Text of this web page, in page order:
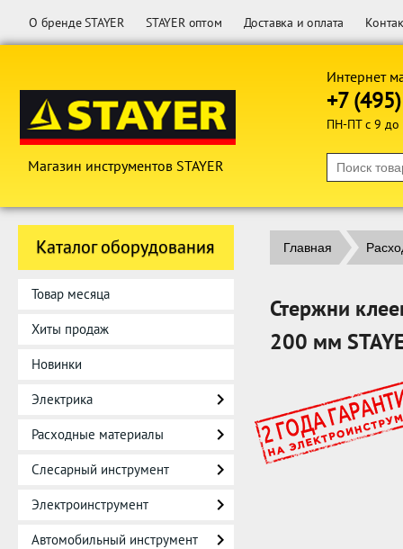
О бренде STAYER STAYER оптом Доставка и оплата
Магазин инструментов STAYER
Интернет
+7
ПН-ПТ с 9 до
Каталог оборудования
Товар месяца
Хиты продаж
Новинки
Электрика
Расходные материалы
Слесарный инструмент
Электроинструмент
Автомобильный инструмент
Главная
Стержни
200 мм